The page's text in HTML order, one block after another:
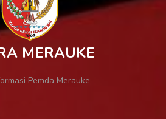
MERAUKE
Pemda Merauke